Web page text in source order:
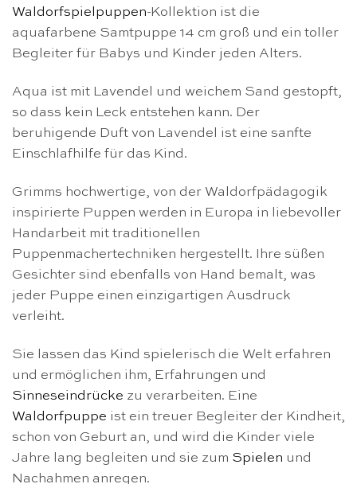
Waldorfspielpuppen-Kollektion ist die
aquafarbene Samtpuppe 14 cm groß und ein toller
Begleiter für Babys und Kinder jeden Alters.
Aqua ist mit Lavendel und weichem Sand gestopft,
so dass kein Leck entstehen kann. Der
beruhigende Duft von Lavendel ist eine sanfte
Einschlafhilfe für das Kind.
Grimms hochwertige, von der Waldorfpädagogik
inspirierte Puppen werden in Europa in liebevoller
Handarbeit mit traditionellen
Puppenmachertechniken hergestellt. Ihre süßen
Gesichter sind ebenfalls von Hand bemalt, was
jeder Puppe einen einzigartigen Ausdruck
verleiht.
Sie lassen das Kind spielerisch die Welt erfahren
und ermöglichen ihm, Erfahrungen und
Sinneseindrücke zu verarbeiten. Eine
Waldorfpuppe ist ein treuer Begleiter der Kindheit,
schon von Geburt an, und wird die Kinder viele
Jahre lang begleiten und sie zum Spielen und
Nachahmen anregen.